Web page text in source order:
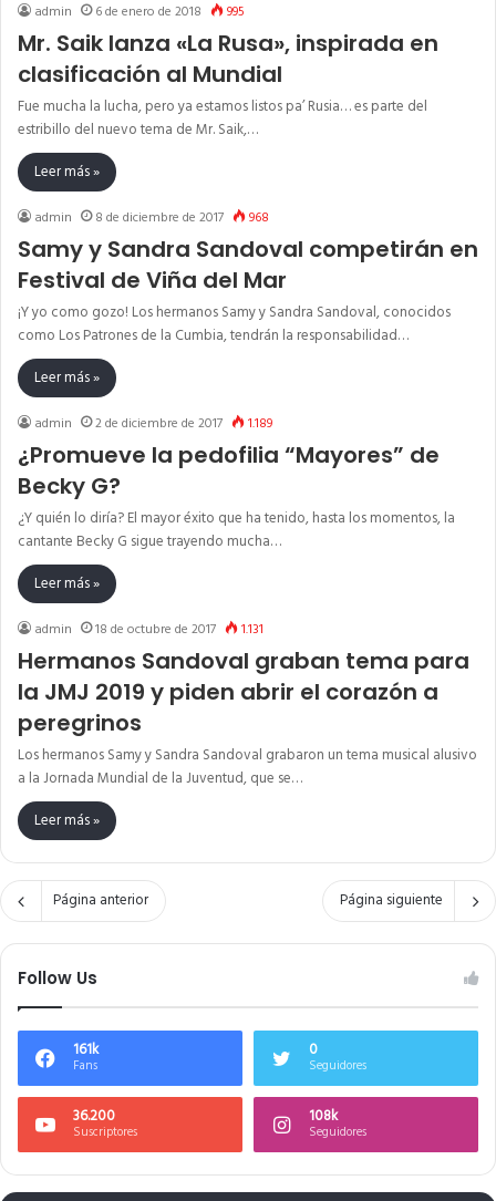
admin 6 de enero de 2018 995
Mr. Saik lanza «La Rusa», inspirada en
clasificación al Mundial
Fue mucha la lucha, pero ya estamos listos pa’ Rusia… es parte del
estribillo del nuevo tema de Mr. Saik,…
Leer más »
admin 8 de diciembre de 2017 968
Samy y Sandra Sandoval competirán en
Festival de Viña del Mar
¡Y yo como gozo! Los hermanos Samy y Sandra Sandoval, conocidos
como Los Patrones de la Cumbia, tendrán la responsabilidad…
Leer más »
admin 2 de diciembre de 2017 1.189
¿Promueve la pedofilia “Mayores” de
Becky G?
¿Y quién lo diría? El mayor éxito que ha tenido, hasta los momentos, la
cantante Becky G sigue trayendo mucha…
Leer más »
admin 18 de octubre de 2017 1.131
Hermanos Sandoval graban tema para
la JMJ 2019 y piden abrir el corazón a
peregrinos
Los hermanos Samy y Sandra Sandoval grabaron un tema musical alusivo
a la Jornada Mundial de la Juventud, que se…
Leer más »
Página anterior Página siguiente
Follow Us
161k
Fans
0
Seguidores
36.200
Suscriptores
108k
Seguidores